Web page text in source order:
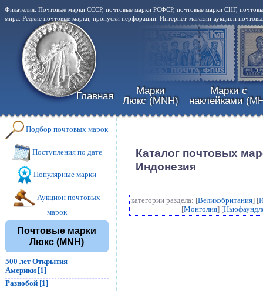
Филателия. Почтовые марки СССР, почтовые марки РСФСР, почтовые марки СНГ,
мира. Редкие почтовые марки, пропуски перфорации. Интернет-магазин-аукцион
Главная
Марки
Люкс (MNH)
Марки с
наклейками
Подбор почтовых марок
Поступления по дате
Популярные марки
Аукцион почтовых
марок
Почтовые марки
Люкс (MNH)
500 лет Открытия
Америки [1]
Разнобой [1]
Каталог почтовых
Индонезия
категории раздела: [Великобритания] [
[Монголия] [